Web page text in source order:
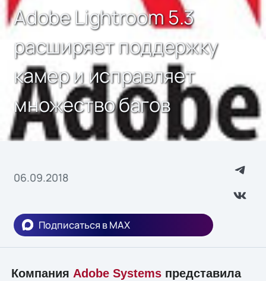
Adobe Lightroom 5.3
расширяет поддержку
камер и исправляет
множество багов
06.09.2018
Подписаться в MAX
Компания Adobe Systemsпредставила